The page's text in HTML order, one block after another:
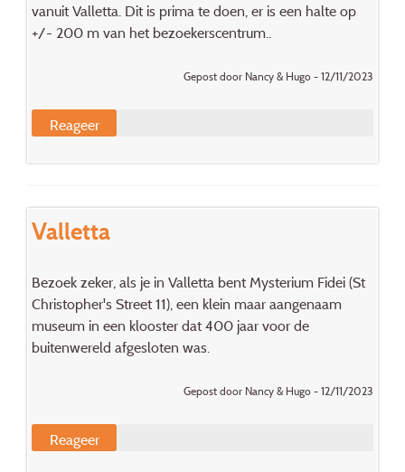
vanuit Valletta. Dit is prima te doen, er is een halte op
+/- 200 m van het bezoekerscentrum..
Gepost door Nancy & Hugo - 12/11/2023
Reageer
Valletta
Bezoek zeker, als je in Valletta bent Mysterium Fidei (St
Christopher's Street 11), een klein maar aangenaam
museum in een klooster dat 400 jaar voor de
buitenwereld afgesloten was.
Gepost door Nancy & Hugo - 12/11/2023
Reageer